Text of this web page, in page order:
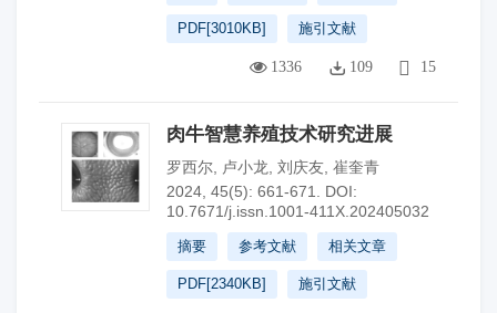
PDF[3010KB] 施引文献
1336 109 15
肉牛智慧养殖技术研究进展
罗西尔 卢小龙 刘庆友 崔奎青
2024, 45(5): 661-671.
DOI:
10.7671/j.issn.1001-411X.202405032
摘要 参考文献 相关文章
PDF[2340KB] 施引文献